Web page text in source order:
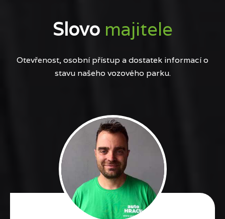
Slovo majitele
Otevřenost, osobní přístup a dostatek informací o
stavu našeho vozového parku.